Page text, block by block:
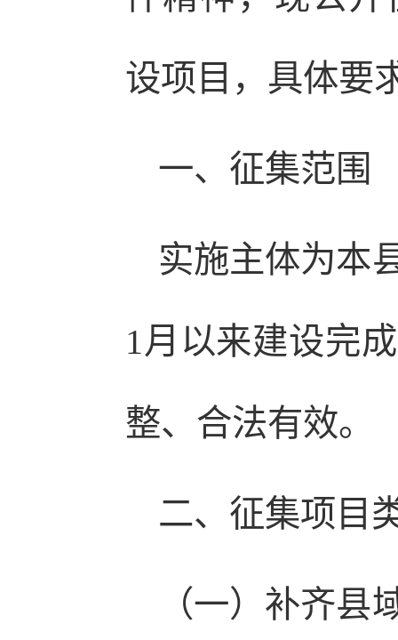
设项目，具体要
一、征集范围
实施主体为本
1月以来建设完
整、合法有效。
二、征集项目
（一）补齐